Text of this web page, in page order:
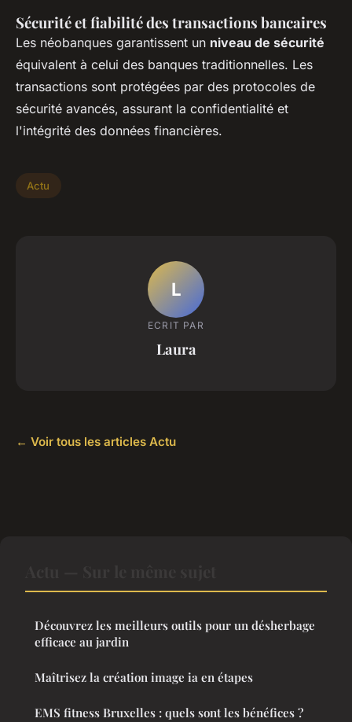
Sécurité et fiabilité des transactions bancaires
Les néobanques garantissent un niveau de sécurité
équivalent à celui des banques traditionnelles. Les
transactions sont protégées par des protocoles de
sécurité avancés, assurant la confidentialité et
l'intégrité des données financières.
Actu
L
ECRIT PAR
Laura
← Voir tous les articles Actu
Découvrez les meilleurs outils pour un désherbage
efficace au jardin
Maîtrisez la création image ia en étapes
EMS fitness Bruxelles : quels sont les bénéfices ?